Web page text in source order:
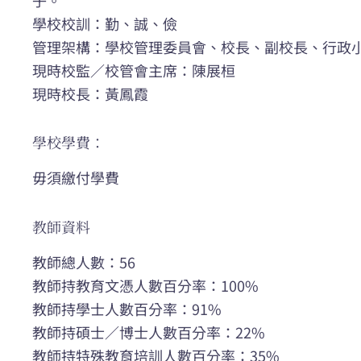
學校校訓：勤、誠、儉
管理架構：學校管理委員會、校長、副校長、行政
現時校監／校管會主席：陳展桓
現時校長：黃鳳霞
學校學費：
毋須繳付學費
教師資料
教師總人數：56
教師持教育文憑人數百分率：100%
教師持學士人數百分率：91%
教師持碩士／博士人數百分率：22%
教師持特殊教育培訓人數百分率：35%